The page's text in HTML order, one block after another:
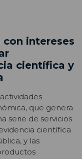
intereses
científica y
que genera
serie de servicios
científica
y las